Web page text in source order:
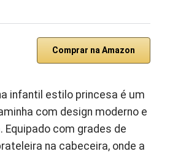
Comprar na Amazon
infantil estilo princesa é um
com design moderno e
Equipado com grades de
na cabeceira, onde a